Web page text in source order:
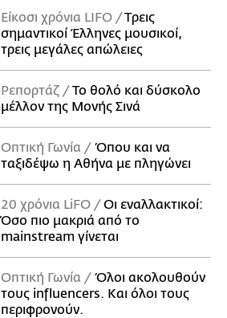
Είκοσι χρόνια LIFO
Tρεις
σημαντικοί Έλληνες μουσικοί,
τρεις μεγάλες απώλειες
Ρεπορτάζ
Το θολό και δύσκολο
μέλλον της Μονής Σινά
Οπτική Γωνία
Όπου και να
ταξιδέψω η Αθήνα με πληγώνει
20 χρόνια LiFO
Οι εναλλακτικοί:
Όσο πιο μακριά από το
mainstream γίνεται
Οπτική Γωνία
Όλοι ακολουθούν
τους influencers. Και όλοι τους
περιφρονούν.